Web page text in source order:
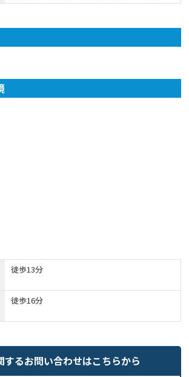
徒歩13分
徒歩16分
するお問い合わせはこちらから